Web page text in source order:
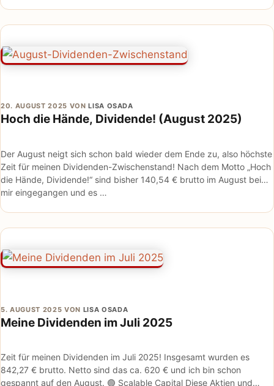
Hoch die Hände, Dividende! (August 2025)
20. AUGUST 2025 VONLISA OSADA
Der August neigt sich schon bald wieder dem Ende zu, also höchste
Zeit für meinen Dividenden-Zwischenstand! Nach dem Motto „Hoch
die Hände, Dividende!“ sind bisher 140,54 € brutto im August bei
mir eingegangen und es …
Meine Dividenden im Juli 2025
5. AUGUST 2025 VON LISA OSADA
Zeit für meinen Dividenden im Juli 2025! Insgesamt wurden es
842,27 € brutto. Netto sind das ca. 620 € und ich bin schon
gespannt auf den August. 🟢 Scalable Capital Diese Aktien und